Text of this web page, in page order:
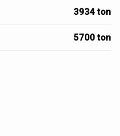
3934 ton
5700 ton